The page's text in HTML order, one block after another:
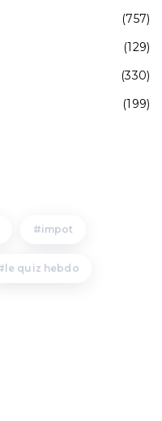
(757)
(129)
(330)
(199)
impot
le quiz hebdo